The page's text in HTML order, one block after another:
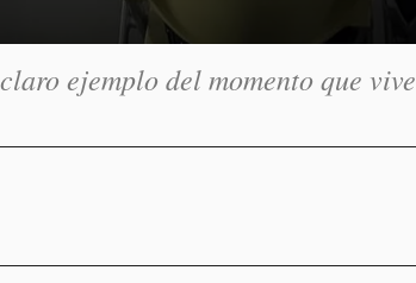
ejemplo del momento que vive